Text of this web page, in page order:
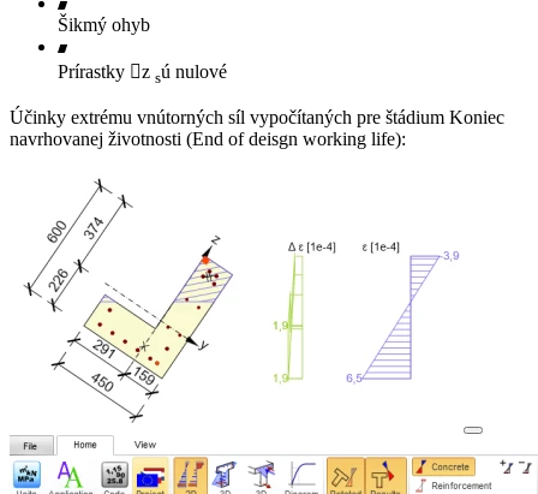
Šikmý ohyb
Prírastky z sú nulové
Účinky extrému vnútorných síl vypočítaných pre štádium Koniec
navrhovanej životnosti (End of deisgn working life):